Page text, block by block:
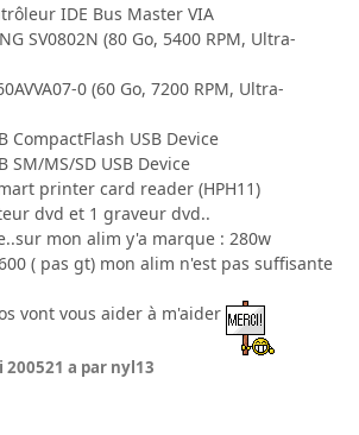
IDE Bus Master VIA
SV0802N (80 Go, 5400 RPM, Ultra-
0 (60 Go, 7200 RPM, Ultra-
CompactFlash USB Device
SM/MS/SD USB Device
printer card reader (HPH11)
dvd et 1 graveur dvd..
mon alim y'a marque : 280w
( pas gt) mon alim n'est pas suffisante
vont vous aider à m'aider
200521 a par nyl13